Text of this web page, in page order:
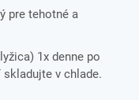
pre tehotné a
1x denne po
v chlade.